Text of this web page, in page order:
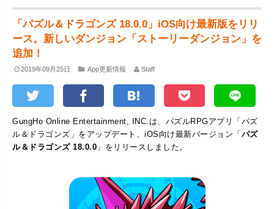
「パズル＆ドラゴンズ 18.0.0」iOS向け最新版をリリ
ース。新しいダンジョン「ストーリーダンジョン」を
追加！
2019年09月25日 App更新情報 Staff
GungHo Online Entertainment, INC.は、パズルRPGアプリ「パズ
ル＆ドラゴンズ」をアップデート、iOS向け最新バージョン「パズ
ル＆ドラゴンズ 18.0.0 」をリリースしました。